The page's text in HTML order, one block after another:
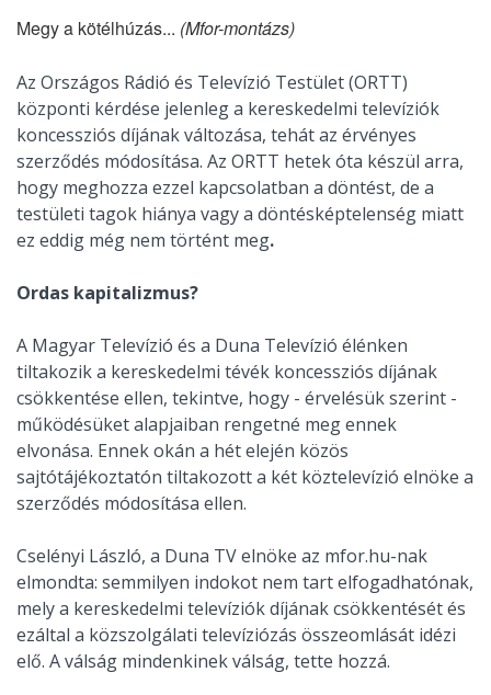
Megy a kötélhúzás... (Mfor-montázs)
Az Országos Rádió és Televízió Testület (ORTT)
központi kérdése jelenleg a kereskedelmi televíziók
koncessziós díjának változása, tehát az érvényes
szerződés módosítása. Az ORTT hetek óta készül arra,
hogy meghozza ezzel kapcsolatban a döntést, de a
testületi tagok hiánya vagy a döntésképtelenség miatt
ez eddig még nem történt meg.
Ordas kapitalizmus?
A Magyar Televízió és a Duna Televízió élénken
tiltakozik a kereskedelmi tévék koncessziós díjának
csökkentése ellen, tekintve, hogy - érvelésük szerint -
működésüket alapjaiban rengetné meg ennek
elvonása. Ennek okán a hét elején közös
sajtótájékoztatón tiltakozott a két köztelevízió elnöke a
szerződés módosítása ellen.
Cselényi László, a Duna TV elnöke az mfor.hu-nak
elmondta: semmilyen indokot nem tart elfogadhatónak,
mely a kereskedelmi televíziók díjának csökkentését és
ezáltal a közszolgálati televíziózás összeomlását idézi
elő. A válság mindenkinek válság, tette hozzá.